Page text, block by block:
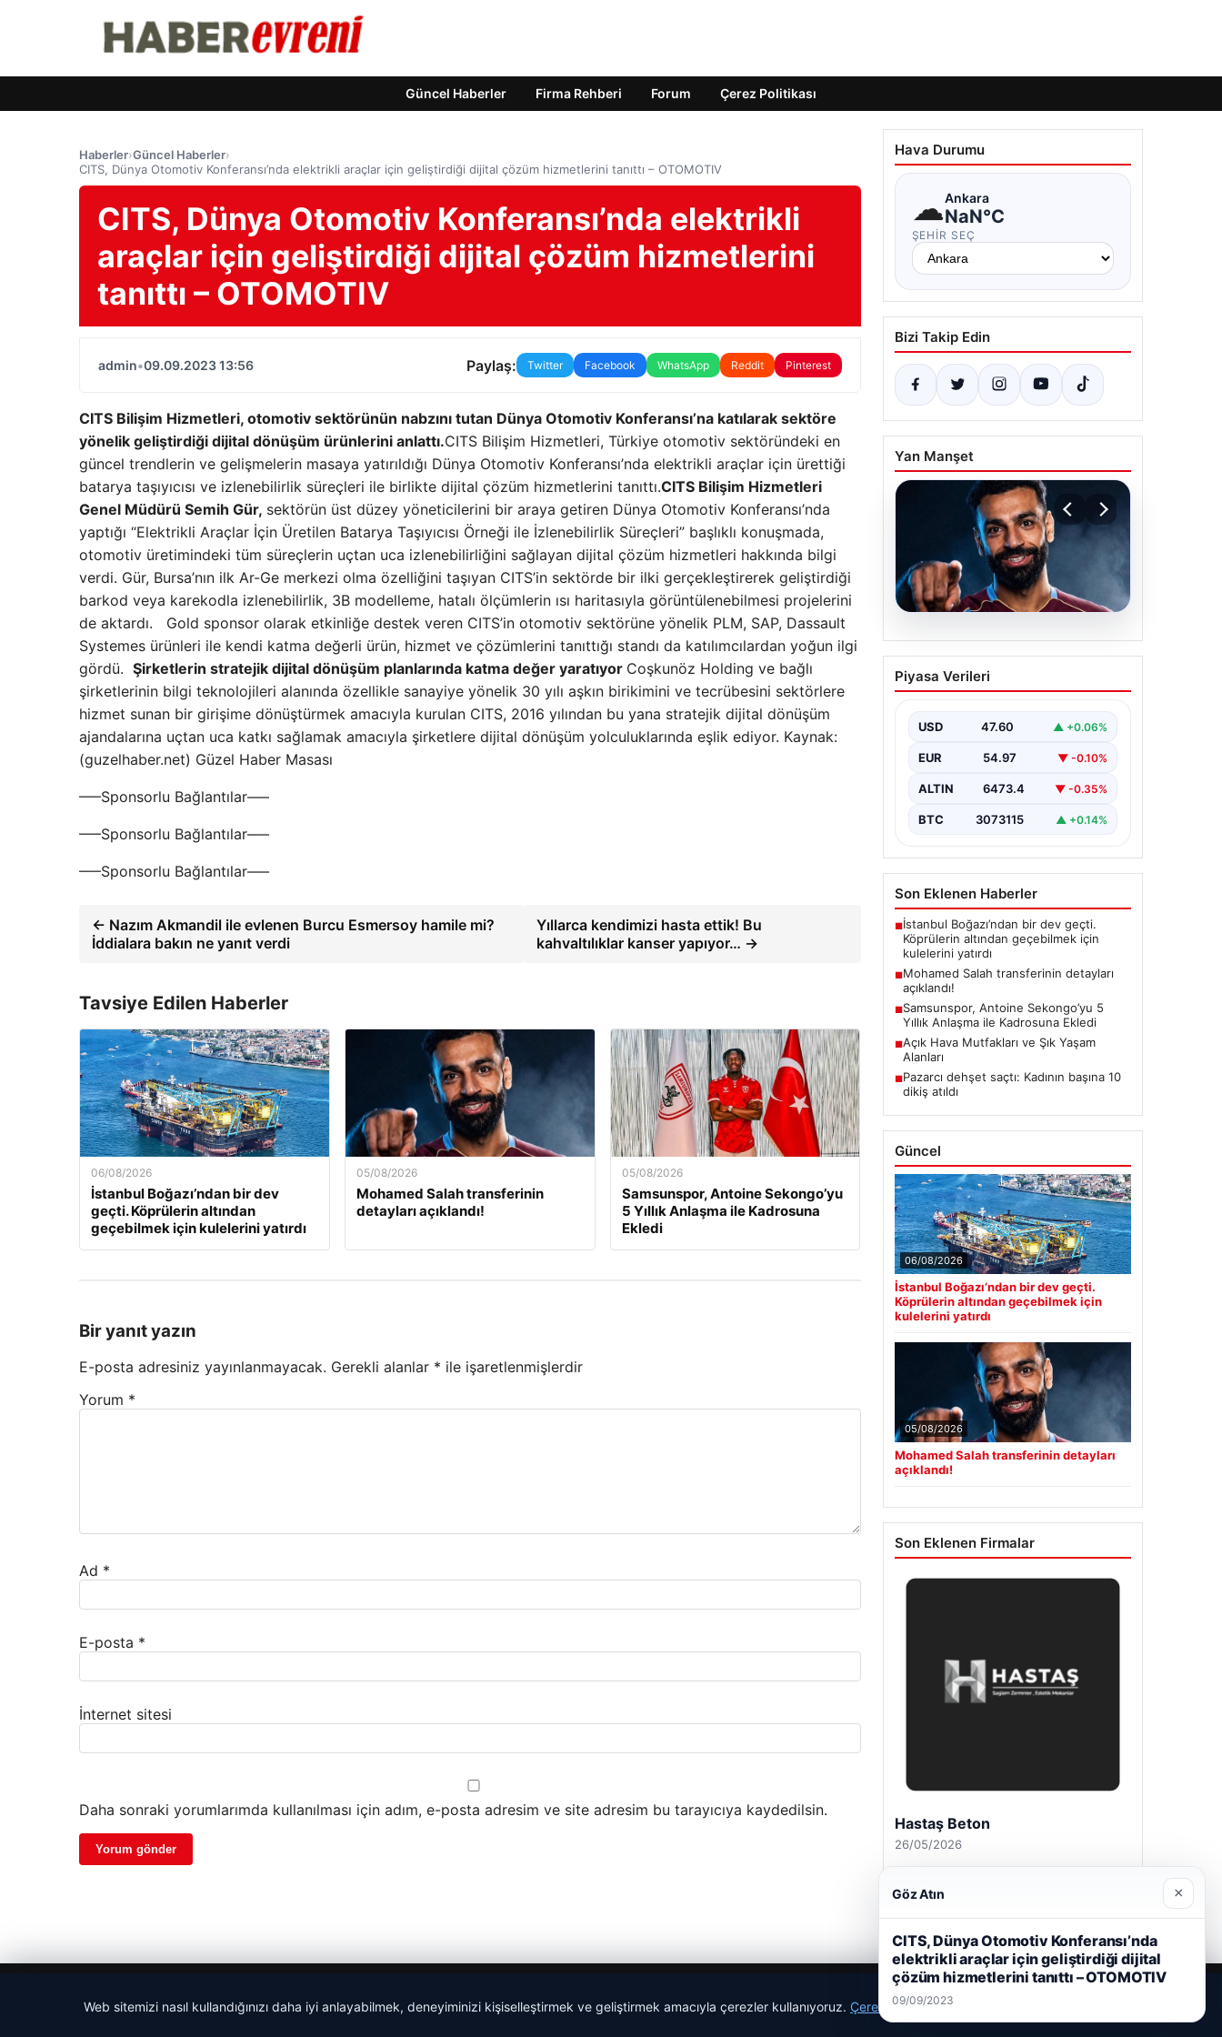
Güncel Haberler Firma Rehberi Forum Çerez Politikası
Haberler›Güncel Haberler›
CITS, Dünya Otomotiv Konferansı’nda elektrikli araçlar için geliştirdiği dijital çözüm hizmetlerini tanıttı – OTOMOTIV
CITS, Dünya Otomotiv Konferansı’nda elektrikli
araçlar için geliştirdiği dijital çözüm hizmetlerini
tanıttı – OTOMOTIV
admin•09.09.2023 13:56 Paylaş: Twitter Facebook WhatsApp Reddit Pinterest
CITS Bilişim Hizmetleri, otomotiv sektörünün nabzını tutan Dünya Otomotiv Konferansı’na katılarak sektöre
yönelik geliştirdiği dijital dönüşüm ürünlerini anlattı.CITS Bilişim Hizmetleri, Türkiye otomotiv sektöründeki en
güncel trendlerin ve gelişmelerin masaya yatırıldığı Dünya Otomotiv Konferansı’nda elektrikli araçlar için ürettiği
batarya taşıyıcısı ve izlenebilirlik süreçleri ile birlikte dijital çözüm hizmetlerini tanıttı.CITS Bilişim Hizmetleri
Genel Müdürü Semih Gür, sektörün üst düzey yöneticilerini bir araya getiren Dünya Otomotiv Konferansı’nda
yaptığı “Elektrikli Araçlar İçin Üretilen Batarya Taşıyıcısı Örneği ile İzlenebilirlik Süreçleri” başlıklı konuşmada,
otomotiv üretimindeki tüm süreçlerin uçtan uca izlenebilirliğini sağlayan dijital çözüm hizmetleri hakkında bilgi
verdi. Gür, Bursa’nın ilk Ar-Ge merkezi olma özelliğini taşıyan CITS’in sektörde bir ilki gerçekleştirerek geliştirdiği
barkod veya karekodla izlenebilirlik, 3B modelleme, hatalı ölçümlerin ısı haritasıyla görüntülenebilmesi projelerini
de aktardı. Gold sponsor olarak etkinliğe destek veren CITS’in otomotiv sektörüne yönelik PLM, SAP, Dassault
Systemes ürünleri ile kendi katma değerli ürün, hizmet ve çözümlerini tanıttığı standı da katılımcılardan yoğun ilgi
gördü. Şirketlerin stratejik dijital dönüşüm planlarında katma değer yaratıyor Coşkunöz Holding ve bağlı
şirketlerinin bilgi teknolojileri alanında özellikle sanayiye yönelik 30 yılı aşkın birikimini ve tecrübesini sektörlere
hizmet sunan bir girişime dönüştürmek amacıyla kurulan CITS, 2016 yılından bu yana stratejik dijital dönüşüm
ajandalarına uçtan uca katkı sağlamak amacıyla şirketlere dijital dönüşüm yolculuklarında eşlik ediyor. Kaynak:
(guzelhaber.net) Güzel Haber Masası
—–Sponsorlu Bağlantılar—–
—–Sponsorlu Bağlantılar—–
—–Sponsorlu Bağlantılar—–
← Nazım Akmandil ile evlenen Burcu Esmersoy hamile mi?
İddialara bakın ne yanıt verdi
Yıllarca kendimizi hasta ettik! Bu
kahvaltılıklar kanser yapıyor… →
Tavsiye Edilen Haberler
06/08/2026
İstanbul Boğazı’ndan bir dev
geçti. Köprülerin altından
geçebilmek için kulelerini yatırdı
05/08/2026
Mohamed Salah transferinin
detayları açıklandı!
05/08/2026
Samsunspor, Antoine Sekongo’yu
5 Yıllık Anlaşma ile Kadrosuna
Ekledi
Bir yanıt yazın
E-posta adresiniz yayınlanmayacak. Gerekli alanlar * ile işaretlenmişlerdir
Yorum *
Ad *
E-posta *
İnternet sitesi
Daha sonraki yorumlarımda kullanılması için adım, e-posta adresim ve site adresim bu tarayıcıya kaydedilsin.
Hava Durumu
☁Ankara
NaN°C
ŞEHIR SEÇ
Bizi Takip Edin
Yan Manşet
05.08.2026
Mohamed Salah
transferinin detayları
Piyasa Verileri
USD 47.60 ▲ +0.06%
EUR 54.97 ▼ -0.10%
ALTIN 6473.4 ▼ -0.35%
BTC 3073115 ▲ +0.14%
Son Eklenen Haberler
■İstanbul Boğazı’ndan bir dev geçti.
Köprülerin altından geçebilmek için
kulelerini yatırdı
■Mohamed Salah transferinin detayları
açıklandı!
■Samsunspor, Antoine Sekongo’yu 5
Yıllık Anlaşma ile Kadrosuna Ekledi
■Açık Hava Mutfakları ve Şık Yaşam
Alanları
■Pazarcı dehşet saçtı: Kadının başına 10
dikiş atıldı
Güncel
06/08/2026
İstanbul Boğazı’ndan bir dev geçti.
Köprülerin altından geçebilmek için
kulelerini yatırdı
05/08/2026
Mohamed Salah transferinin detayları
açıklandı!
Son Eklenen Firmalar
Hastaş Beton
26/05/2026
Web sitemizi nasıl kullandığınızı daha iyi anlayabilmek, deneyiminizi kişiselleştirmek ve geliştirmek amacıyla çerezler kullanıyoruz. Çerez Politikamız
Göz Atın ×
CITS, Dünya Otomotiv Konferansı’nda
elektrikli araçlar için geliştirdiği dijital
çözüm hizmetlerini tanıttı – OTOMOTIV
09/09/2023